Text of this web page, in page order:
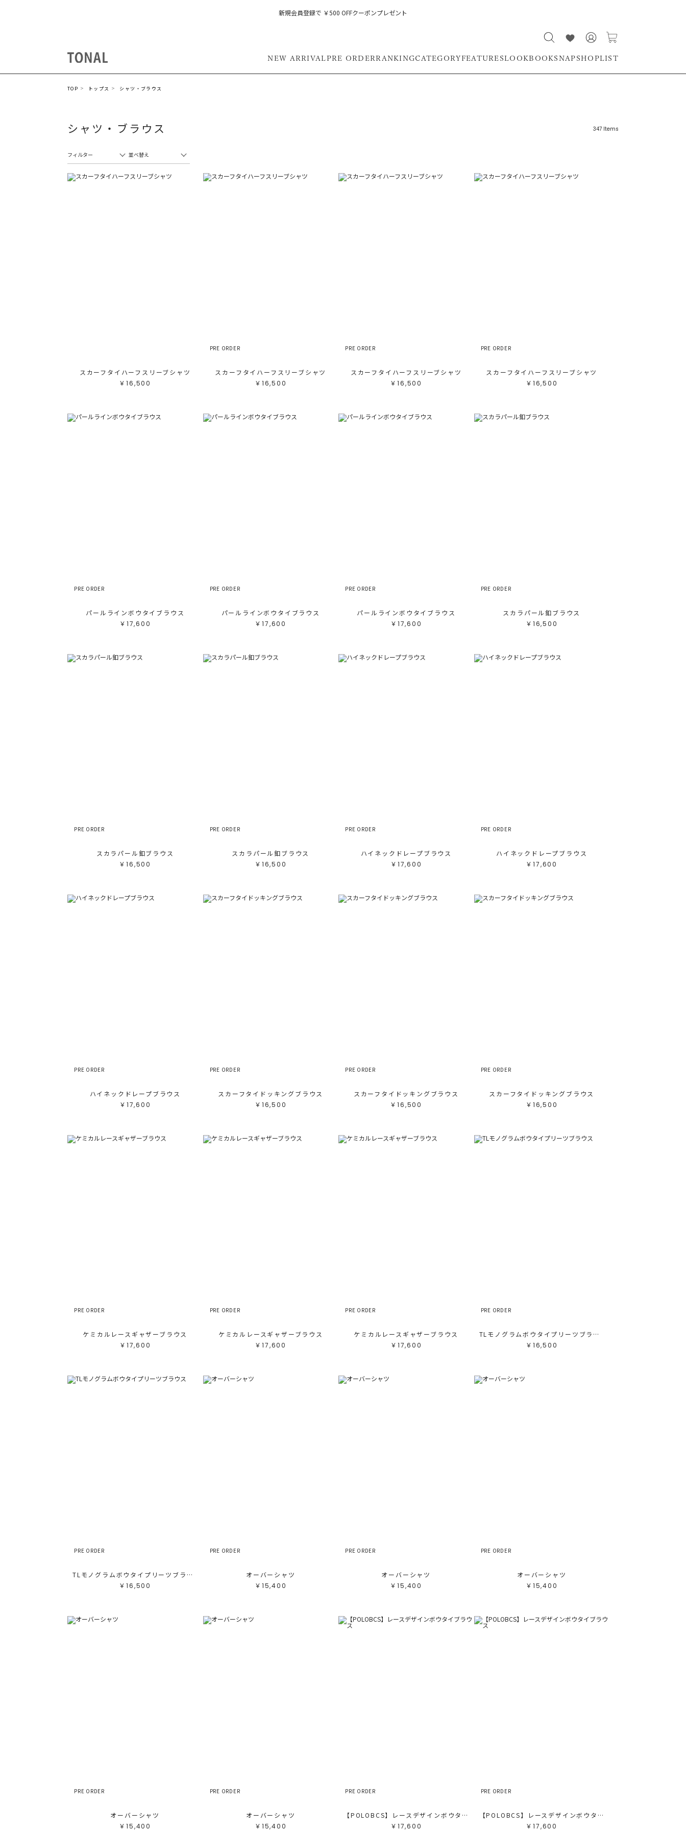
新規会員登録で ￥500 OFFクーポンプレゼント
NEW ARRIVALPRE ORDERRANKINGCATEGORYFEATURESLOOKBOOKSNAPSHOPLIST
TOP トップス シャツ・ブラウス
シャツ・ブラウス 347 Items
フィルター
パープル
リセット
並べ替え
スカーフタイハーフスリーブシャツ
￥16,500
PRE ORDER
スカーフタイハーフスリーブシャツ
￥16,500
PRE ORDER
スカーフタイハーフスリーブシャツ
￥16,500
PRE ORDER
スカーフタイハーフスリーブシャツ
￥16,500
PRE ORDER
パールラインボウタイブラウス
￥17,600
PRE ORDER
パールラインボウタイブラウス
￥17,600
PRE ORDER
パールラインボウタイブラウス
￥17,600
PRE ORDER
スカラパール釦ブラウス
￥16,500
PRE ORDER
スカラパール釦ブラウス
￥16,500
PRE ORDER
スカラパール釦ブラウス
￥16,500
PRE ORDER
ハイネックドレープブラウス
￥17,600
PRE ORDER
ハイネックドレープブラウス
￥17,600
PRE ORDER
ハイネックドレープブラウス
￥17,600
PRE ORDER
スカーフタイドッキングブラウス
￥16,500
PRE ORDER
スカーフタイドッキングブラウス
￥16,500
PRE ORDER
スカーフタイドッキングブラウス
￥16,500
PRE ORDER
ケミカルレースギャザーブラウス
￥17,600
PRE ORDER
ケミカルレースギャザーブラウス
￥17,600
PRE ORDER
ケミカルレースギャザーブラウス
￥17,600
PRE ORDER
TLモノグラムボウタイプリーツブラウス
￥16,500
PRE ORDER
TLモノグラムボウタイプリーツブラウス
￥16,500
PRE ORDER
オーバーシャツ
￥15,400
PRE ORDER
オーバーシャツ
￥15,400
PRE ORDER
オーバーシャツ
￥15,400
PRE ORDER
オーバーシャツ
￥15,400
PRE ORDER
オーバーシャツ
￥15,400
PRE ORDER
【POLOBCS】レースデザインボウタイブラウス
￥17,600
PRE ORDER
【POLOBCS】レースデザインボウタイブラウス
￥17,600